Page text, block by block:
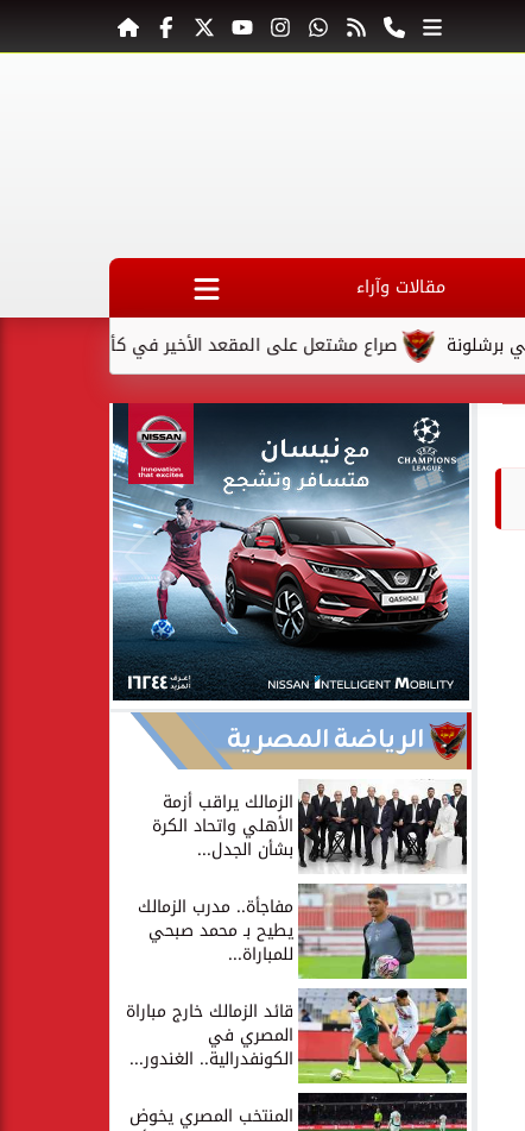
مقالات وآراء
صراع مشتعل على المقعد الأخير في كأس السوبر السعودي بعد
الرياضة المصرية
الزمالك يراقب أزمة
الأهلي واتحاد الكرة
بشأن الجدل...
مفاجأة.. مدرب الزمالك
يطيح بـ محمد صبحي
للمباراة...
قائد الزمالك خارج مباراة
المصري في
الكونفدرالية.. الغندور...
المنتخب المصري يخوض